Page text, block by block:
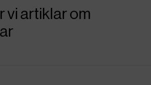
vi artiklar om